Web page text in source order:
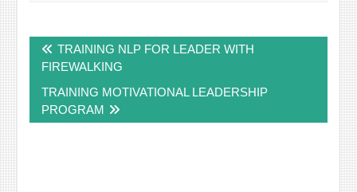
navigation
TRAINING NLP FOR LEADER WITH
FIREWALKING
TRAINING MOTIVATIONAL LEADERSHIP
PROGRAM